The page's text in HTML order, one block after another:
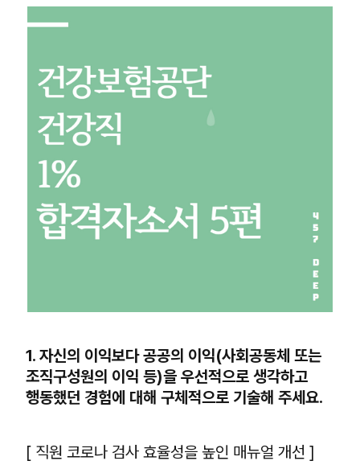
1. 자신의 이익보다 공공의 이익(사회공동체 또는
조직구성원의 이익 등)을 우선적으로 생각하고
행동했던 경험에 대해 구체적으로 기술해 주세요.
[ 직원 코로나 검사 효율성을 높인 매뉴얼 개선 ]